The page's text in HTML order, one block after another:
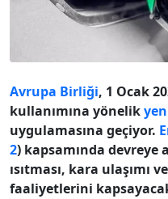
Avrupa Birliği, 1 Ocak
kullanımına yönelik
uygulamasına geçiyor.
2) kapsamında devreye
ısıtması, kara ulaşımı
faaliyetlerini